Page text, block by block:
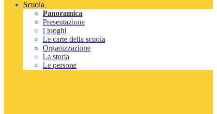
Scuola
Panoramica
Presentazione
I luoghi
Le carte della scuola
Organizzazione
La storia
Le persone